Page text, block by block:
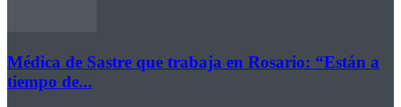
Médica de Sastre que trabaja en Rosario: “Están a
tiempo de...